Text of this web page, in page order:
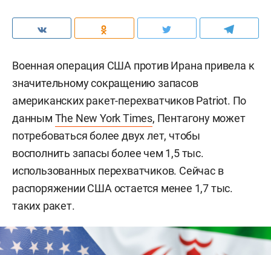
Военная операция США против Ирана привела к
значительному сокращению запасов
американских ракет-перехватчиков Patriot. По
данным The New York Times, Пентагону может
потребоваться более двух лет, чтобы
восполнить запасы более чем 1,5 тыс.
использованных перехватчиков. Сейчас в
распоряжении США остается менее 1,7 тыс.
таких ракет.